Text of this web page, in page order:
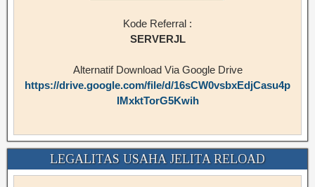
Kode Referral :
SERVERJL
Alternatif Download Via Google Drive
https://drive.google.com/file/d/16sCW0vsbxEdjCasu4p
IMxktTorG5Kwih
LEGALITAS USAHA JELITA RELOAD